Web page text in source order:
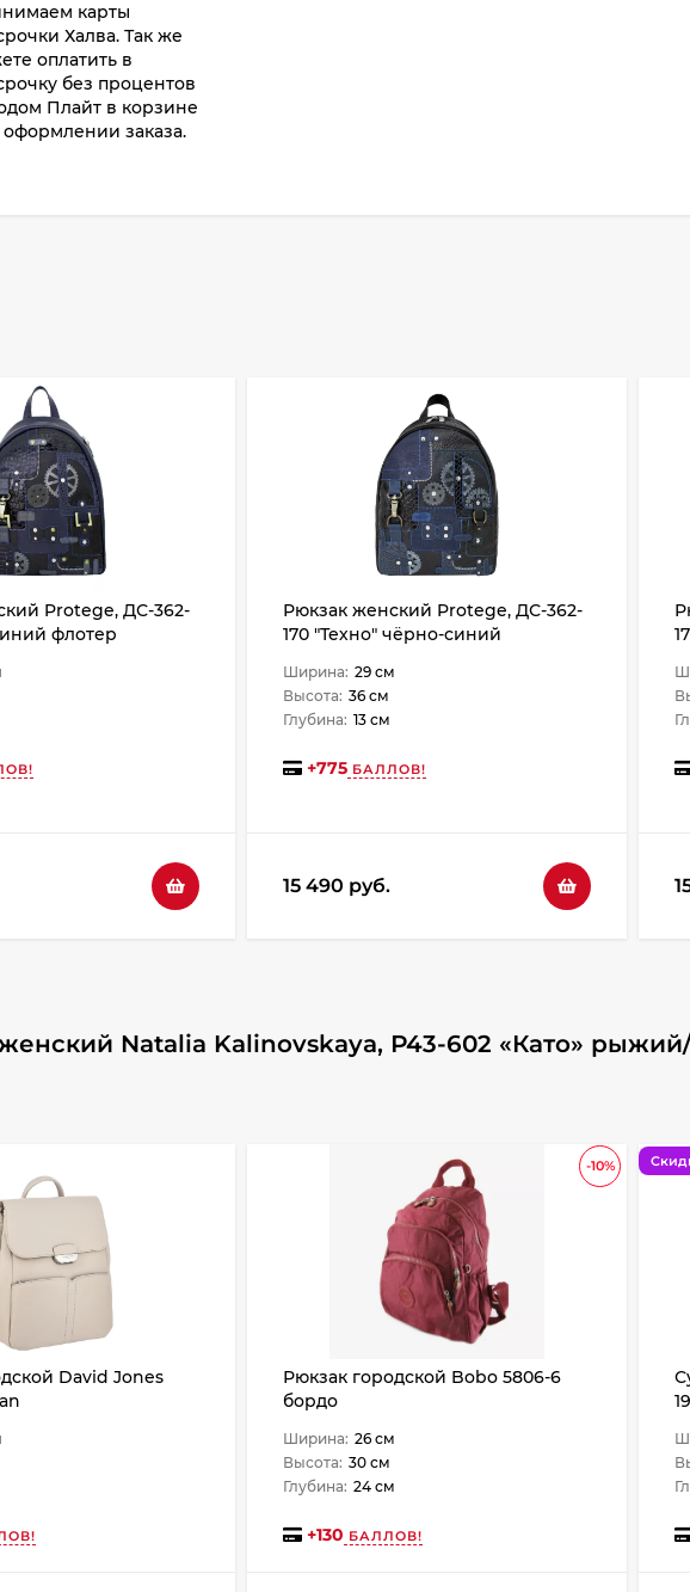
карты
Халва. Так же
оплатить в
без процентов
Плайт в корзине
заказа.
Protege, ДС-362-
флотер
Рюкзак женский Protege, ДС-362-
170 "Техно" чёрно-синий
Ширина: 29 см
Высота: 36 см
Глубина: 13 см
+775БАЛЛОВ!
15 490 руб.
Natalia Kalinovskaya, Р43-602 «Като»
David Jones
-10%
Рюкзак городской Bobo 5806-6
бордо
Ширина: 26 см
Высота: 30 см
Глубина: 24 см
+130 БАЛЛОВ!